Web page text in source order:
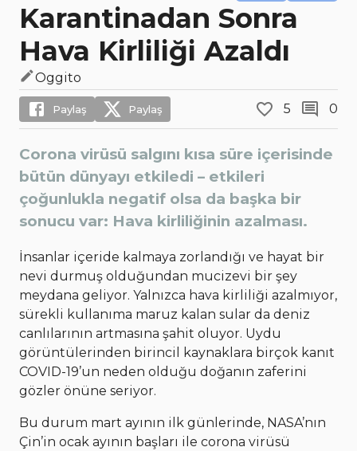
Karantinadan Sonra
Hava Kirliliği Azaldı
Oggito
Paylaş Paylaş 5 0
Corona virüsü salgını kısa süre içerisinde
bütün dünyayı etkiledi – etkileri
çoğunlukla negatif olsa da başka bir
sonucu var: Hava kirliliğinin azalması.
İnsanlar içeride kalmaya zorlandığı ve hayat bir
nevi durmuş olduğundan mucizevi bir şey
meydana geliyor. Yalnızca hava kirliliği azalmıyor,
sürekli kullanıma maruz kalan sular da deniz
canlılarının artmasına şahit oluyor. Uydu
görüntülerinden birincil kaynaklara birçok kanıt
COVID-19’un neden olduğu doğanın zaferini
gözler önüne seriyor.
Bu durum mart ayının ilk günlerinde, NASA’nın
Çin’in ocak ayının başları ile corona virüsü